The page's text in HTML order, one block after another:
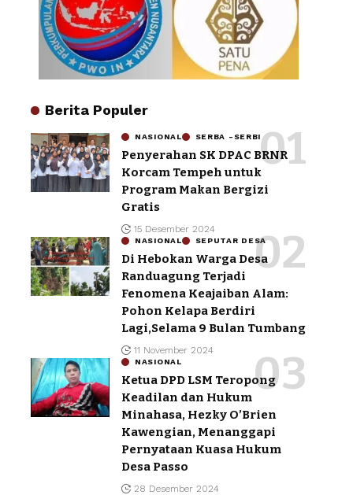
Berita Populer
NASIONAL SERBA -SERBI
Penyerahan SK DPAC BRNR
Korcam Tempeh untuk
Program Makan Bergizi
Gratis
15 Desember 2024
NASIONAL SEPUTAR DESA
Di Hebokan Warga Desa
Randuagung Terjadi
Fenomena Keajaiban Alam:
Pohon Kelapa Berdiri
Lagi,Selama 9 Bulan Tumbang
11 November 2024
NASIONAL
Ketua DPD LSM Teropong
Keadilan dan Hukum
Minahasa, Hezky O’Brien
Kawengian, Menanggapi
Pernyataan Kuasa Hukum
Desa Passo
28 Desember 2024